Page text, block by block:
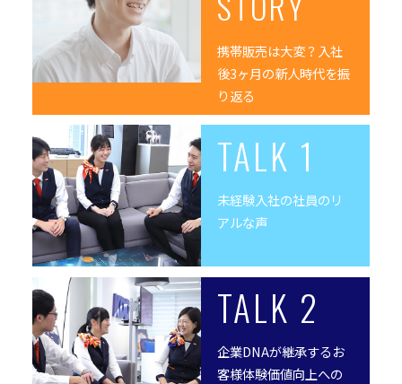
携帯販売は大変？入社
後3ヶ月の新人時代を振
り返る
TALK 1
未経験入社の社員のリ
アルな声
TALK 2
企業DNAが継承するお
客様体験価値向上への